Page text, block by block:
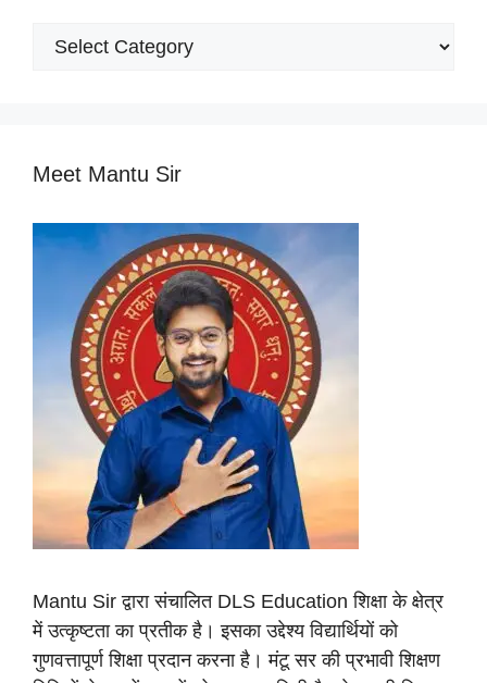
Popular
Meet Mantu Sir
Mantu Sir द्वारा संचालित DLS Education शिक्षा के क्षेत्र
में उत्कृष्टता का प्रतीक है। इसका उद्देश्य विद्यार्थियों को
गुणवत्तापूर्ण शिक्षा प्रदान करना है। मंटू सर की प्रभावी शिक्षण